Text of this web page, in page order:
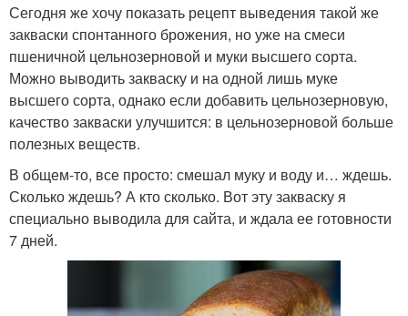
Сегодня же хочу показать рецепт выведения такой же
закваски спонтанного брожения, но уже на смеси
пшеничной цельнозерновой и муки высшего сорта.
Можно выводить закваску и на одной лишь муке
высшего сорта, однако если добавить цельнозерновую,
качество закваски улучшится: в цельнозерновой больше
полезных веществ.
В общем-то, все просто: смешал муку и воду и… ждешь.
Сколько ждешь? А кто сколько. Вот эту закваску я
специально выводила для сайта, и ждала ее готовности
7 дней.